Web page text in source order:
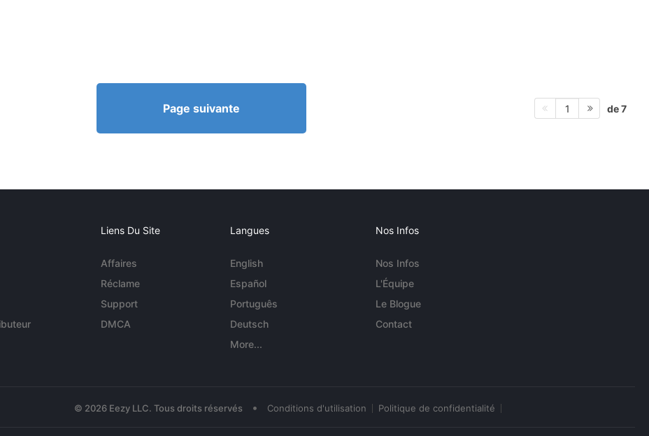
Page suivante 1 de 7
Liens Du Site
Affaires
Réclame
Support
DMCA
Langues
English
Español
Português
Deutsch
More...
Nos Infos
Nos Infos
L'Équipe
Le Blogue
Contact
© 2026 Eezy LLC. Tous droits réservés • Conditions d'utilisation Politique de confidentialité